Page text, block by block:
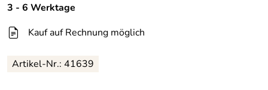
3 - 6 Werktage
Kauf auf Rechnung möglich
Artikel-Nr.: 41639